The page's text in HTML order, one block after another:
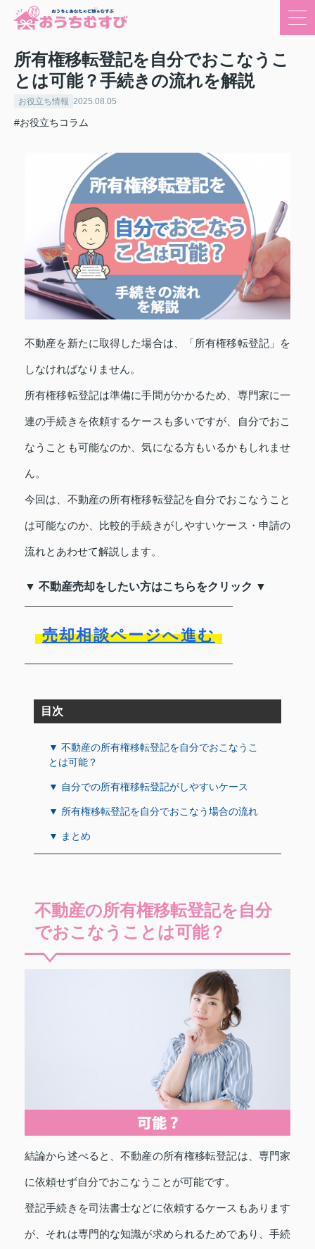
所有権移転登記を自分でおこなうこ
とは可能？手続きの流れを解説
お役立ち情報 2025.08.05
#お役立ちコラム
不動産を新たに取得した場合は、「所有権移転登記」を
しなければなりません。
所有権移転登記は準備に手間がかかるため、専門家に一
連の手続きを依頼するケースも多いですが、自分でおこ
なうことも可能なのか、気になる方もいるかもしれませ
ん。
今回は、不動産の所有権移転登記を自分でおこなうこと
は可能なのか、比較的手続きがしやすいケース・申請の
流れとあわせて解説します。
▼ 不動産売却をしたい方はこちらをクリック ▼
売却相談ページへ進む
目次
▼ 不動産の所有権移転登記を自分でおこなうこ
とは可能？
▼ 自分での所有権移転登記がしやすいケース
▼ 所有権移転登記を自分でおこなう場合の流れ
▼ まとめ
不動産の所有権移転登記を自分
でおこなうことは可能？
結論から述べると、不動産の所有権移転登記は、専門家
に依頼せず自分でおこなうことが可能です。
登記手続きを司法書士などに依頼するケースもあります
が、それは専門的な知識が求められるためであり、手続